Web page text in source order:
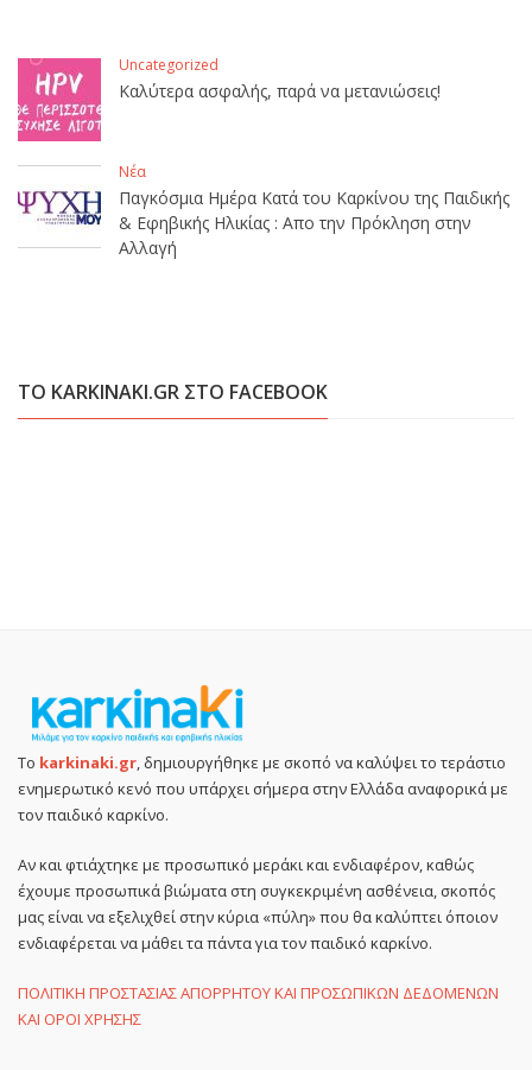
Uncategorized
Καλύτερα ασφαλής, παρά να μετανιώσεις!
Νέα
Παγκόσμια Ημέρα Κατά του Καρκίνου της Παιδικής
& Εφηβικής Ηλικίας : Απο την Πρόκληση στην
Αλλαγή
ΤΟ KARKINAKI.GR ΣΤΟ FACEBOOK
Το karkinaki.gr , δημιουργήθηκε με σκοπό να καλύψει το τεράστιο
ενημερωτικό κενό που υπάρχει σήμερα στην Ελλάδα αναφορικά με
τον παιδικό καρκίνο.
Αν και φτιάχτηκε με προσωπικό μεράκι και ενδιαφέρον, καθώς
έχουμε προσωπικά βιώματα στη συγκεκριμένη ασθένεια, σκοπός
μας είναι να εξελιχθεί στην κύρια «πύλη» που θα καλύπτει όποιον
ενδιαφέρεται να μάθει τα πάντα για τον παιδικό καρκίνο.
ΠΟΛΙΤΙΚΗ ΠΡΟΣΤΑΣΙΑΣ ΑΠΟΡΡΗΤΟΥ ΚΑΙ ΠΡΟΣΩΠΙΚΩΝ ΔΕΔΟΜΕΝΩΝ
ΚΑΙ ΟΡΟΙ ΧΡΗΣΗΣ